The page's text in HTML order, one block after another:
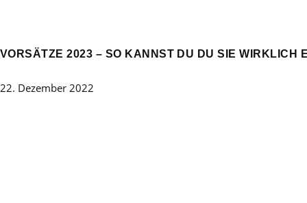
VORSÄTZE 2023 – SO KANNST DU DU SIE WIRKLICH
22. Dezember 2022